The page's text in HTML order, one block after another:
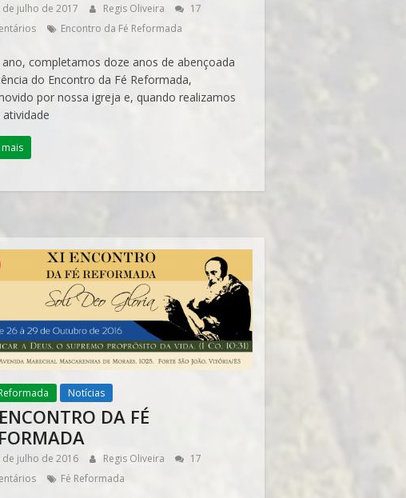
de julho de 2017 Regis Oliveira
17
Encontro da Fé Reformada
ano, completamos doze anos de abençoada
do Encontro da Fé Reformada,
por nossa igreja e, quando realizamos
Notícias
DA FÉ
de julho de 2016 Regis Oliveira
17
Fé Reformada